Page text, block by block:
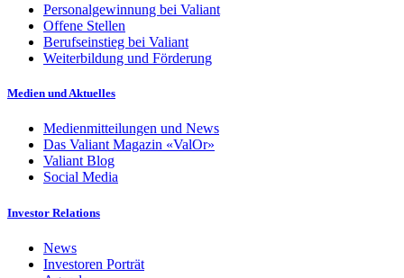
Personalgewinnung bei Valiant
Offene Stellen
Berufseinstieg bei Valiant
Weiterbildung und Förderung
Medien und Aktuelles
Medienmitteilungen und News
Das Valiant Magazin «ValOr»
Valiant Blog
Social Media
Investor Relations
News
Investoren Porträt